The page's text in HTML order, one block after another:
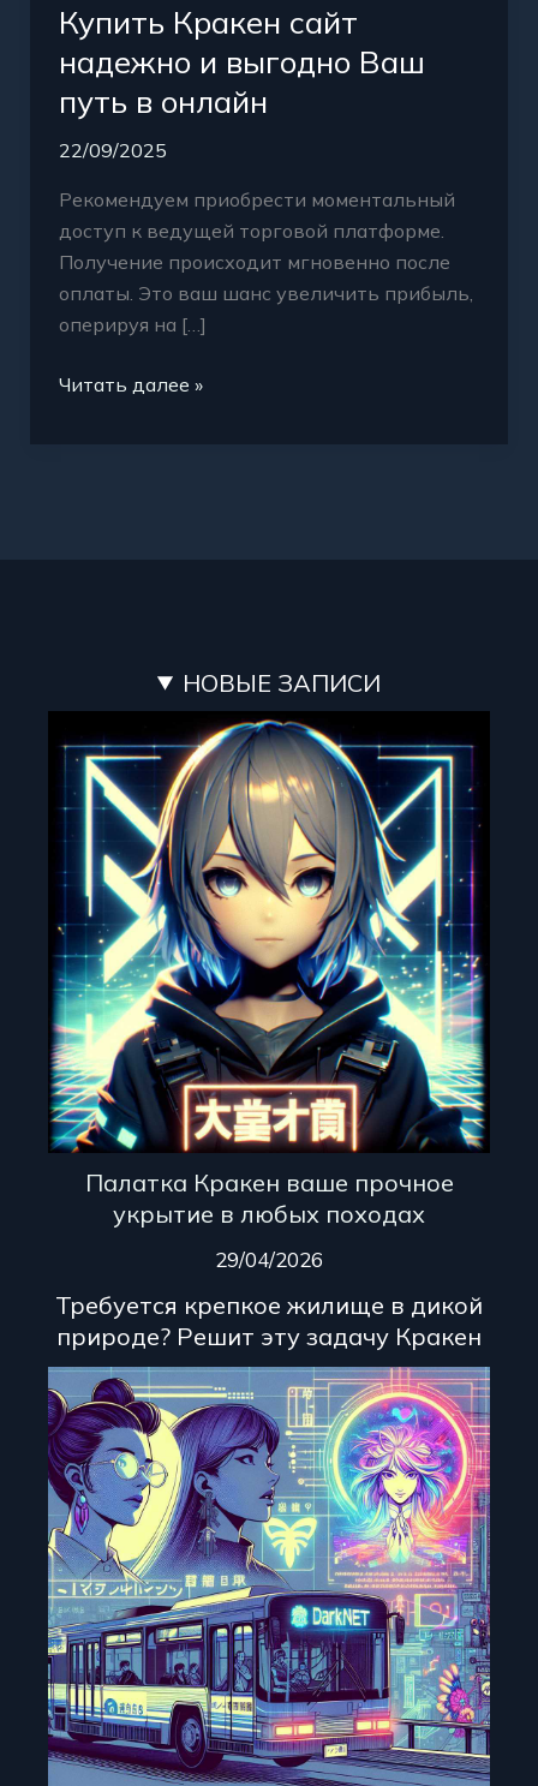
Купить Кракен сайт
надежно и выгодно Ваш
путь в онлайн
22/09/2025
Рекомендуем приобрести моментальный
доступ к ведущей торговой платформе.
Получение происходит мгновенно после
оплаты. Это ваш шанс увеличить прибыль,
оперируя на […]
Читать далее »
НОВЫЕ ЗАПИСИ
Палатка Кракен ваше прочное
укрытие в любых походах
29/04/2026
Требуется крепкое жилище в дикой
природе? Решит эту задачу Кракен